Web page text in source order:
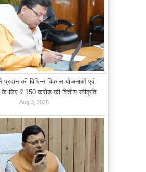
प्रदान की विभिन्न विकास योजनाओं एवं
के लिए ₹ 150 करोड़ की वित्तीय स्वीकृति
Aug 3, 2026